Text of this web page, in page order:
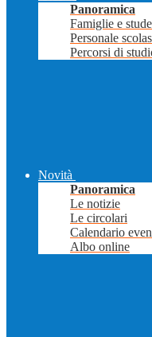
Panoramica
Famiglie e
Personale
Percorsi di
Novità
Panoramica
Le notizie
Le circolari
Calendario
Albo online